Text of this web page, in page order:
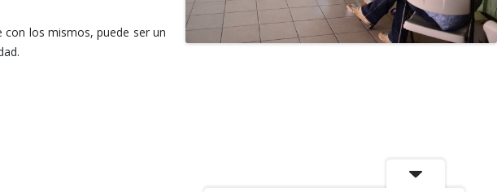
los mismos, puede ser un